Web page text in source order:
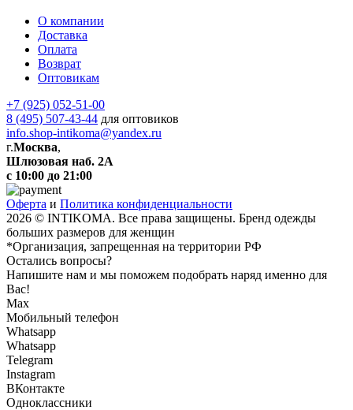
О компании
Доставка
Оплата
Возврат
Оптовикам
+7 (925) 052-51-00
8 (495) 507-43-44 для оптовиков
info.shop-intikoma@yandex.ru
г.Москва,
Шлюзовая наб. 2А
с 10:00 до 21:00
Оферта и Политика конфиденциальности
2026 © INTIKOMA. Все права защищены. Бренд одежды
больших размеров для женщин
*Организация, запрещенная на территории РФ
Остались вопросы?
Напишите нам и мы поможем подобрать наряд именно для
Вас!
Max
Мобильный телефон
Whatsapp
Whatsapp
Telegram
Instagram
ВКонтакте
Одноклассники